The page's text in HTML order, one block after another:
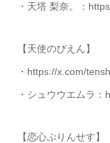
・天塔 梨奈。：
【天使のぴえん】
・https://x.com/
・シュウウエムラ
【恋心ぷりんせす】